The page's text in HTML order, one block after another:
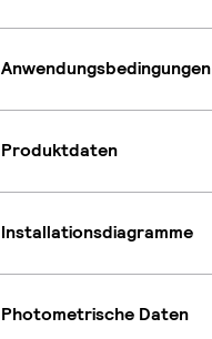
Anwendungsbedingungen
Produktdaten
Installationsdiagramme
Photometrische Daten